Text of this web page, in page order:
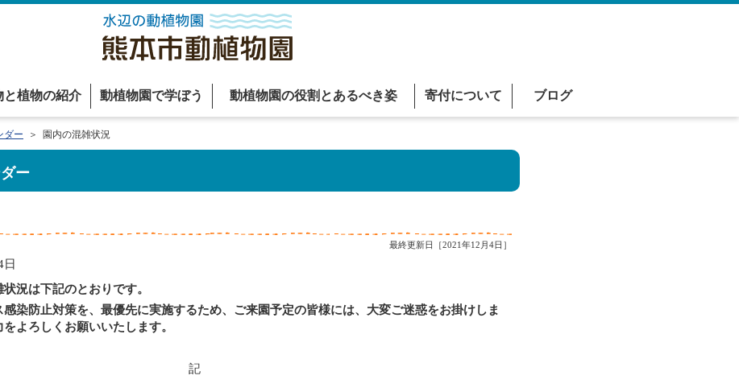
と植物の紹介 動植物園で学ぼう 動植物園の役割とあるべき姿 寄付について ブログ
ダー ＞ 園内の混雑状況
ー
最終更新日［2021年12月4日］
日
況は下記のとおりです。
染防止対策を、最優先に実施するため、ご来園予定の皆様には、大変ご迷惑をお掛けしま
よろしくお願いいたします。
記